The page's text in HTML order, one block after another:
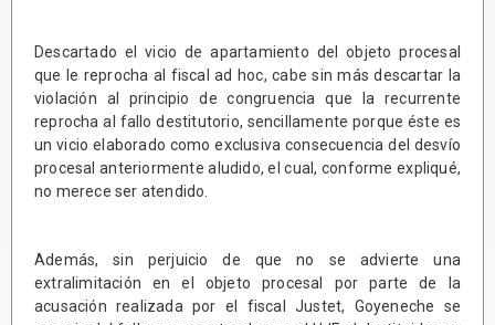
Descartado el vicio de apartamiento del objeto procesal
que le reprocha al fiscal ad hoc, cabe sin más descartar la
violación al principio de congruencia que la recurrente
reprocha al fallo destitutorio, sencillamente porque éste es
un vicio elaborado como exclusiva consecuencia del desvío
procesal anteriormente aludido, el cual, conforme expliqué,
no merece ser atendido.
Además, sin perjuicio de que no se advierte una
extralimitación en el objeto procesal por parte de la
acusación realizada por el fiscal Justet, Goyeneche se